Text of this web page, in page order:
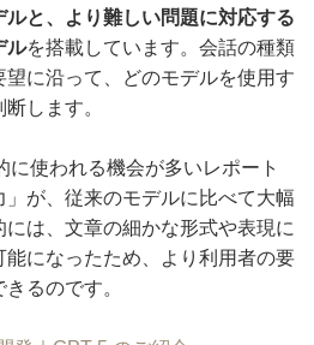
と、より難しい問題に対応する
ルを搭載しています。会話の種類
に沿って、どのモデルを使用す
します。
に使われる機会が多いレポート
が、従来のモデルに比べて大幅
は、文章の細かな形式や表現に
になったため、より利用者の要
るのです。